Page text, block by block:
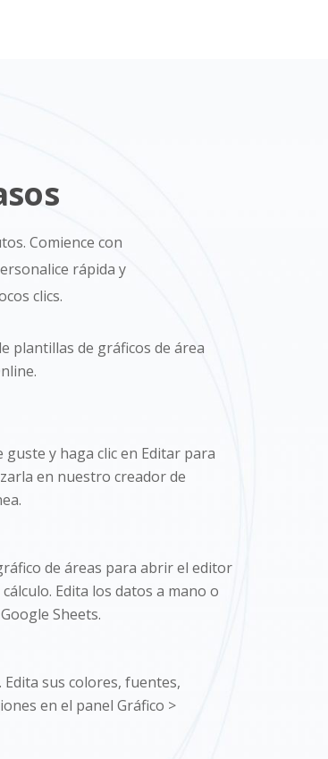
Comience con
rápida y
clics.
plantillas de gráficos de área
y haga clic en Editar para
en nuestro creador de
de áreas para abrir el editor
Edita los datos a mano o
Sheets.
sus colores, fuentes,
en el panel Gráfico >